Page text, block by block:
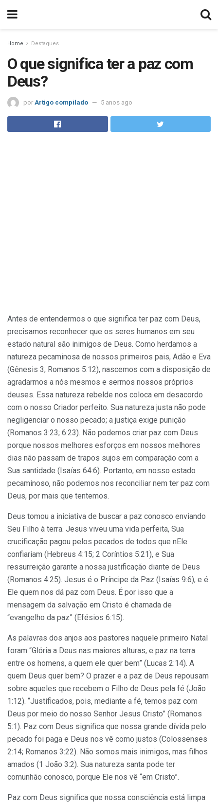
Home Destaques
O que significa ter a paz com
Deus?
por Artigo compilado 5 anos ago
Antes de entendermos o que significa ter paz com Deus,
precisamos reconhecer que os seres humanos em seu
estado natural são inimigos de Deus. Como herdamos a
natureza pecaminosa de nossos primeiros pais, Adão e Eva
(Gênesis 3; Romanos 5:12), nascemos com a disposição de
agradarmos a nós mesmos e sermos nossos próprios
deuses. Essa natureza rebelde nos coloca em desacordo
com o nosso Criador perfeito. Sua natureza justa não pode
negligenciar o nosso pecado; a justiça exige punição
(Romanos 3:23; 6:23). Não podemos criar paz com Deus
porque nossos melhores esforços em nossos melhores
dias não passam de trapos sujos em comparação com a
Sua santidade (Isaías 64:6). Portanto, em nosso estado
pecaminoso, não podemos nos reconciliar nem ter paz com
Deus, por mais que tentemos.
Deus tomou a iniciativa de buscar a paz conosco enviando
Seu Filho à terra. Jesus viveu uma vida perfeita, Sua
crucificação pagou pelos pecados de todos que nEle
confiariam (Hebreus 4:15; 2 Coríntios 5:21), e Sua
ressurreição garante a nossa justificação diante de Deus
(Romanos 4:25). Jesus é o Príncipe da Paz (Isaías 9:6), e é
Ele quem nos dá paz com Deus. É por isso que a
mensagem da salvação em Cristo é chamada de
“evangelho da paz” (Efésios 6:15).
As palavras dos anjos aos pastores naquele primeiro Natal
foram “Glória a Deus nas maiores alturas, e paz na terra
entre os homens, a quem ele quer bem” (Lucas 2:14). A
quem Deus quer bem? O prazer e a paz de Deus repousam
sobre aqueles que recebem o Filho de Deus pela fé (João
1:12). “Justificados, pois, mediante a fé, temos paz com
Deus por meio do nosso Senhor Jesus Cristo” (Romanos
5:1). Paz com Deus significa que nossa grande dívida pelo
pecado foi paga e Deus nos vê como justos (Colossenses
2:14; Romanos 3:22). Não somos mais inimigos, mas filhos
amados (1 João 3:2). Sua natureza santa pode ter
comunhão conosco, porque Ele nos vê “em Cristo”.
Paz com Deus significa que nossa consciência está limpa